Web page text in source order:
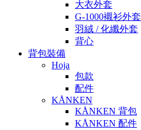
大衣外套
G-1000襯衫外套
羽絨 / 化纖外套
背心
背包裝備
Hoja
包款
配件
KÅNKEN
KÅNKEN 背包
KÅNKEN 配件